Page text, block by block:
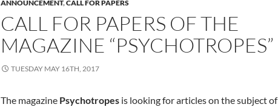
ANNOUNCEMENT,CALL FOR PAPERS
CALL FOR PAPERS OF THE
MAGAZINE “PSYCHOTROPES”
TUESDAY MAY 16TH, 2017
The magazine Psychotropes is looking for articles on the subject of